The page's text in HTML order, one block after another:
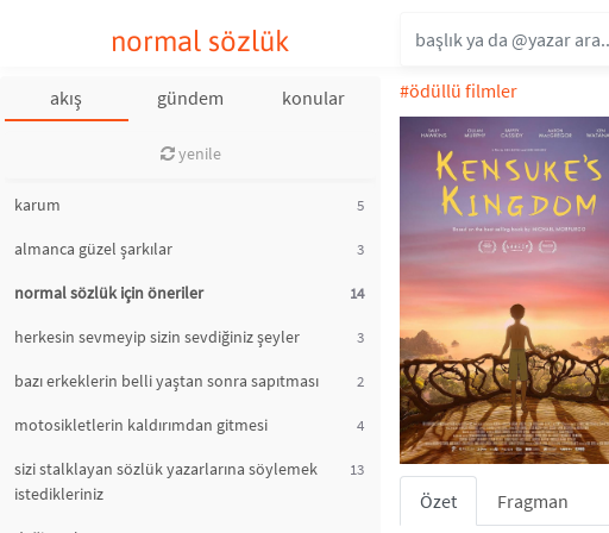
normal sözlük
akış gündem konular
yenile
karum 5
almanca güzel şarkılar 3
normal sözlük için öneriler 14
herkesin sevmeyip sizin sevdiğiniz şeyler 3
bazı erkeklerin belli yaştan sonra sapıtması 2
motosikletlerin kaldırımdan gitmesi 4
sizi stalklayan sözlük yazarlarına söylemek
istedikleriniz
13
#ödüllü filmler
Özet Fragman